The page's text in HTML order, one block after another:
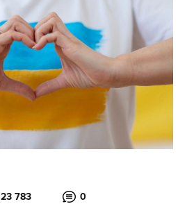
23 783 0